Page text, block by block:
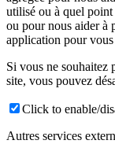
utilisé ou à quel point
ou pour nous aider à
application pour
Si vous ne souhaitez
site, vous pouvez
Click to enable/
Autres services